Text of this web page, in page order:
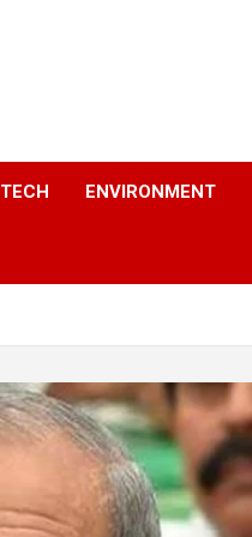
TECH ENVIRONMENT